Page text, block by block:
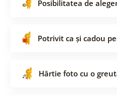
Posibilitatea de
Potrivit ca și cadou
Hârtie foto cu o